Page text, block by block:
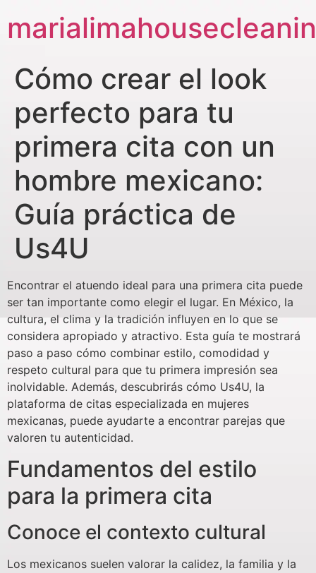
Cómo crear el look
perfecto para tu
primera cita con un
hombre mexicano:
Guía práctica de
Us4U
Encontrar el atuendo ideal para una primera cita puede
ser tan importante como elegir el lugar. En México, la
cultura, el clima y la tradición influyen en lo que se
considera apropiado y atractivo. Esta guía te mostrará
paso a paso cómo combinar estilo, comodidad y
respeto cultural para que tu primera impresión sea
inolvidable. Además, descubrirás cómo Us4U, la
plataforma de citas especializada en mujeres
mexicanas, puede ayudarte a encontrar parejas que
valoren tu autenticidad.
Fundamentos del estilo
para la primera cita
Conoce el contexto cultural
Los mexicanos suelen valorar la calidez, la familia y la